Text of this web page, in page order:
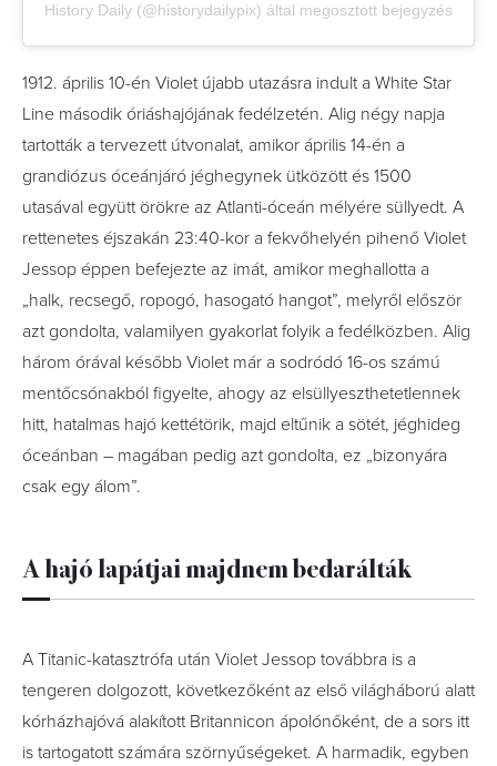
History Daily (@historydailypix) által megosztott bejegyzés
1912. április 10-én Violet újabb utazásra indult a White Star
Line második óriáshajójának fedélzetén. Alig négy napja
tartották a tervezett útvonalat, amikor április 14-én a
grandiózus óceánjáró jéghegynek ütközött és 1500
utasával együtt örökre az Atlanti-óceán mélyére süllyedt. A
rettenetes éjszakán 23:40-kor a fekvőhelyén pihenő Violet
Jessop éppen befejezte az imát, amikor meghallotta a
„halk, recsegő, ropogó, hasogató hangot”, melyről először
azt gondolta, valamilyen gyakorlat folyik a fedélközben. Alig
három órával később Violet már a sodródó 16-os számú
mentőcsónakból figyelte, ahogy az elsüllyeszthetetlennek
hitt, hatalmas hajó kettétörik, majd eltűnik a sötét, jéghideg
óceánban – magában pedig azt gondolta, ez „bizonyára
csak egy álom”.
A hajó lapátjai majdnem bedarálták
A Titanic-katasztrófa után Violet Jessop továbbra is a
tengeren dolgozott, következőként az első világháború alatt
kórházhajóvá alakított Britannicon ápolónőként, de a sors itt
is tartogatott számára szörnyűségeket. A harmadik, egyben